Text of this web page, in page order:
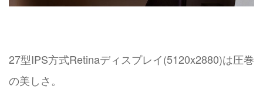
27型IPS方式Retinaディスプレイ(5120x2880)は圧巻
の美しさ。